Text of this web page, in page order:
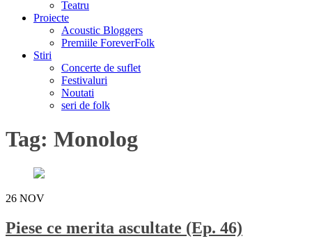
Teatru
Proiecte
Acoustic Bloggers
Premiile ForeverFolk
Stiri
Concerte de suflet
Festivaluri
Noutati
seri de folk
Tag: Monolog
26 NOV
Piese ce merita ascultate (Ep. 46)